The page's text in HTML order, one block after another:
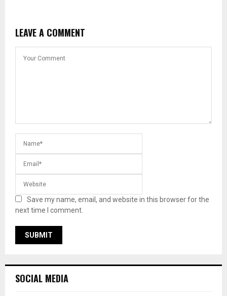
LEAVE A COMMENT
Save my name, email, and website in this browser for the
next time I comment.
SOCIAL MEDIA